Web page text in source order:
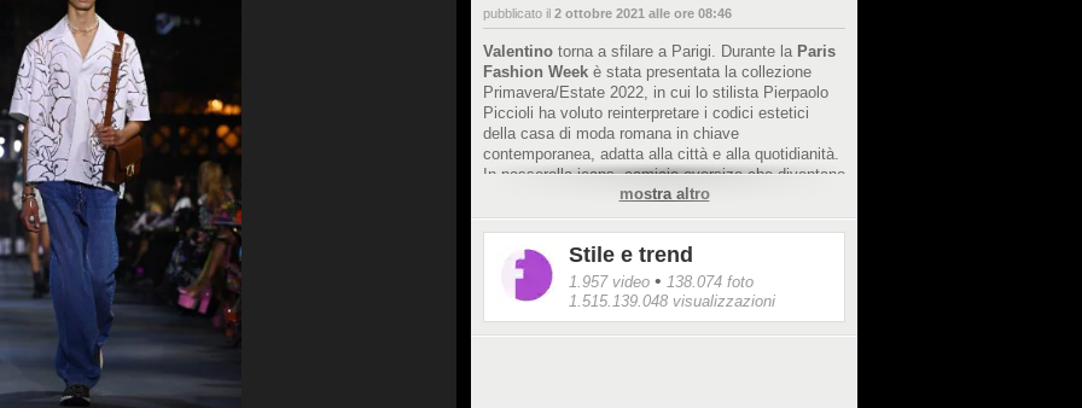
pubblicato il 2 ottobre 2021 alle ore 08:46
Valentino torna a sfilare a Parigi. Durante la Paris
Fashion Week è stata presentata la collezione
Primavera/Estate 2022, in cui lo stilista Pierpaolo
Piccioli ha voluto reinterpretare i codici estetici
della casa di moda romana in chiave
contemporanea, adatta alla città e alla quotidianità.
In passerella jeans, camicie oversize che diventano
abiti e tanto colore: verde, viola, turchese,
magenta, marrone. La moda torna in strada,
letteralmente: la sfilata si chiude per le vie di Parigi,
tra i tavolini all'aperto dei locali e l'entusiasmo dei
passanti.
mostra altro
Stile e trend
1.957 video • 138.074 foto
1.515.139.048 visualizzazioni